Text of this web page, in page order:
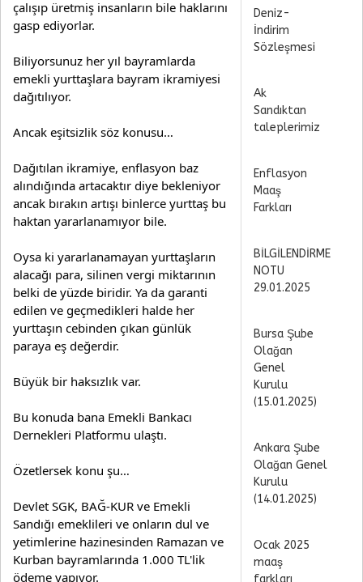
çalışıp üretmiş insanların bile haklarını
gasp ediyorlar.
Biliyorsunuz her yıl bayramlarda
emekli yurttaşlara bayram ikramiyesi
dağıtılıyor.
Ancak eşitsizlik söz konusu…
Dağıtılan ikramiye, enflasyon baz
alındığında artacaktır diye bekleniyor
ancak bırakın artışı binlerce yurttaş bu
haktan yararlanamıyor bile.
Oysa ki yararlanamayan yurttaşların
alacağı para, silinen vergi miktarının
belki de yüzde biridir. Ya da garanti
edilen ve geçmedikleri halde her
yurttaşın cebinden çıkan günlük
paraya eş değerdir.
Büyük bir haksızlık var.
Bu konuda bana Emekli Bankacı
Dernekleri Platformu ulaştı.
Özetlersek konu şu…
Devlet SGK, BAĞ-KUR ve Emekli
Sandığı emeklileri ve onların dul ve
yetimlerine hazinesinden Ramazan ve
Kurban bayramlarında 1.000 TL'lik
ödeme yapıyor.
Deniz-
İndirim
Sözleşmesi
Ak
Sandıktan
taleplerimiz
Enflasyon
Maaş
Farkları
BİLGİLENDİRME
NOTU
29.01.2025
Bursa Şube
Olağan
Genel
Kurulu
(15.01.2025)
Ankara Şube
Olağan Genel
Kurulu
(14.01.2025)
Ocak 2025
maaş
farkları